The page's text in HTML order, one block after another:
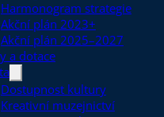
Harmonogram strategie
Akční plán 2023+
Akční plán 2025–2027
a dotace
Dostupnost kultury
Kreativní muzejnictví